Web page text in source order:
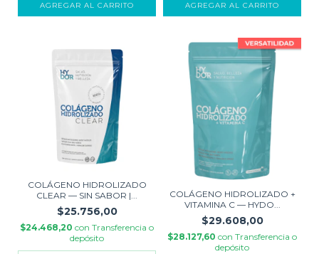
AGREGAR AL CARRITO AGREGAR AL CARRITO
COLÁGENO HIDROLIZADO
CLEAR — SIN SABOR |...
$25.756,00
$24.468,20 con Transferencia o
depósito
COLÁGENO HIDROLIZADO +
VITAMINA C — HYDO...
$29.608,00
$28.127,60 con Transferencia o
depósito